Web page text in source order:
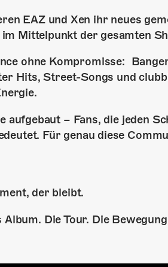
EAZ und Xen ihr neues
Mittelpunkt der gesamten
ohne Kompromisse:
Hits, Street-Songs und
aufgebaut – Fans, die jeden
Für genau diese
der bleibt.
Die Tour. Die